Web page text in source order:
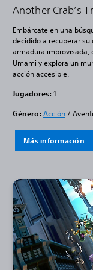
Another Crab’s
Embárcate en una
decidido a recuperar
armadura improvisada,
Umami y explora un
acción accesible.
Jugadores: 1
Género: Acción/
Más información